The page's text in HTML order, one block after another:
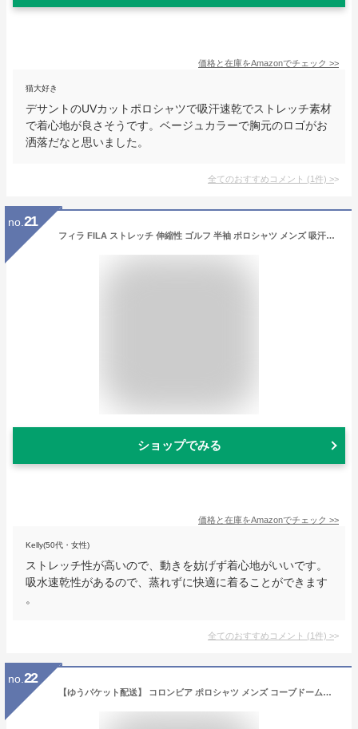
価格と在庫をAmazonでチェック >>
猫大好き
デサントのUVカットポロシャツで吸汗速乾でストレッチ素材
で着心地が良さそうです。ベージュカラーで胸元のロゴがお
洒落だなと思いました。
全てのおすすめコメント (1件) >
no. 21
フィラ FILA ストレッチ 伸縮性 ゴルフ 半袖 ポロシャツ メンズ 吸汗速乾 UVカット 749644 メンズ outlet (ブラック, 3L)
ショップでみる
価格と在庫をAmazonでチェック >>
Kelly(50代・女性)
ストレッチ性が高いので、動きを妨げず着心地がいいです。
吸水速乾性があるので、蒸れずに快適に着ることができます
。
全てのおすすめコメント (1件) >
no. 22
【ゆうパケット配送】 コロンビア ポロシャツ メンズ コーブドームビュートソリッドピケポロ COLUMBIA AE0412 ウェア ポロ カットソー 襟付き 衿付き トップス 半袖 カジュアル シンプル スポーツ テニス ゴルフ アウトドア 定番 ロゴ オムニウィック